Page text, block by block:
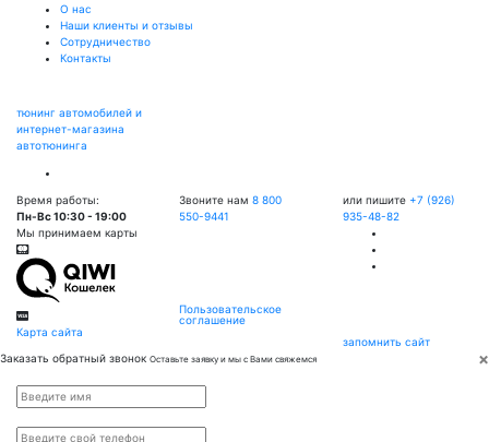
О нас
Наши клиенты и отзывы
Сотрудничество
Контакты
тюнинг автомобилей и
интернет-магазина
автотюнинга
Время работы:
Пн-Вс 10:30 - 19:00
Мы принимаем карты
Карта сайта
Звоните нам 8 800
550-9441
Пользовательское
соглашение
или пишите +7 (926)
935-48-82
запомнить сайт
×
Заказать обратный звонок Оставьте заявку и мы с Вами свяжемся